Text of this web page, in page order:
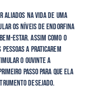
na vida de uma
os níveis de endorfina
estar. Assim como o
a praticarem
o ouvinte a
passo para que ela
desejado.